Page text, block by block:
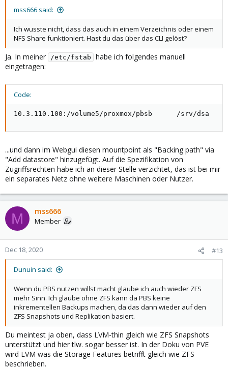
mss666 said:
Ich wusste nicht, dass das auch in einem Verzeichnis oder einem
NFS Share funktioniert. Hast du das über das CLI gelöst?
Ja. In meiner /etc/fstab
habe ich folgendes manuell
eingetragen:
Code:
10.3.110.100:/volume5/proxmox/pbsb      /srv/
...und dann im Webgui diesen mountpoint als "Backing path" via
"Add datastore" hinzugefügt. Auf die Spezifikation von
Zugriffsrechten habe ich an dieser Stelle verzichtet, das ist bei mir
ein separates Netz ohne weitere Maschinen oder Nutzer.
M mss666
Member
Dec 18, 2020 #13
Dunuin said:
Wenn du PBS nutzen willst macht glaube ich auch wieder ZFS
mehr Sinn. Ich glaube ohne ZFS kann da PBS keine
inkrementellen Backups machen, da das dann wieder auf den
ZFS Snapshots und Replikation basiert.
Du meintest ja oben, dass LVM-thin gleich wie ZFS Snapshots
unterstützt und hier tlw. sogar besser ist. In der Doku von PVE
wird LVM was die Storage Features betrifft gleich wie ZFS
beschrieben.